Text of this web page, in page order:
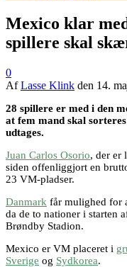
Mexico klar
spillere skal
0
AfLasse Klink den 14.
28 spillere er med i den
at fem mand skal
udtages.
Juan Carlos Osorio, der er
siden offenliggjort en
23 VM-pladser.
Danmark får mulighed for
da de to nationer i starten
Brøndby Stadion.
Mexico er VM placeret i
Sverige og Sydkorea.